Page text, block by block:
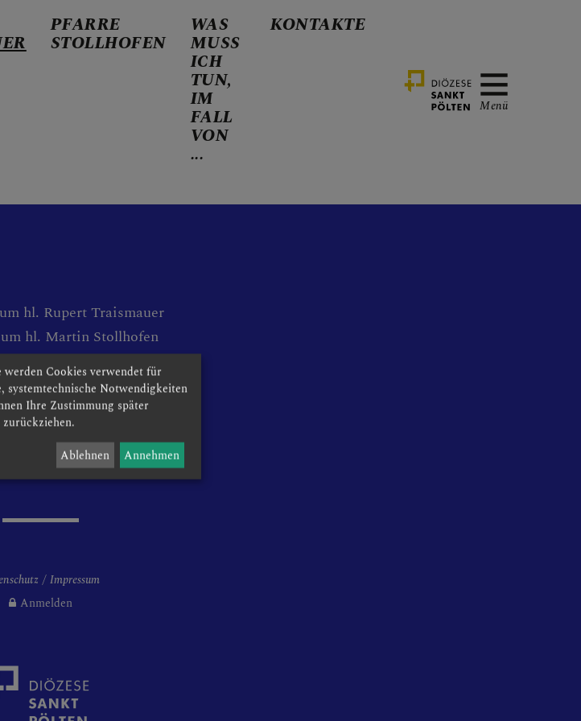
PFARRE
STOLLHOFEN
WAS
MUSS
ICH
TUN,
IM
FALL
VON
...
KONTAKTE
Menü
hl. Rupert Traismauer
hl. Martin Stollhofen
Kirchenplatz 1
Traismauer
+43 2783 6356
traismauer@dsp.at
Impressum
Anmelden
Cookies verwendet für
systemtechnische Notwendigkeiten
Ihre Zustimmung später
Ablehnen Annehmen